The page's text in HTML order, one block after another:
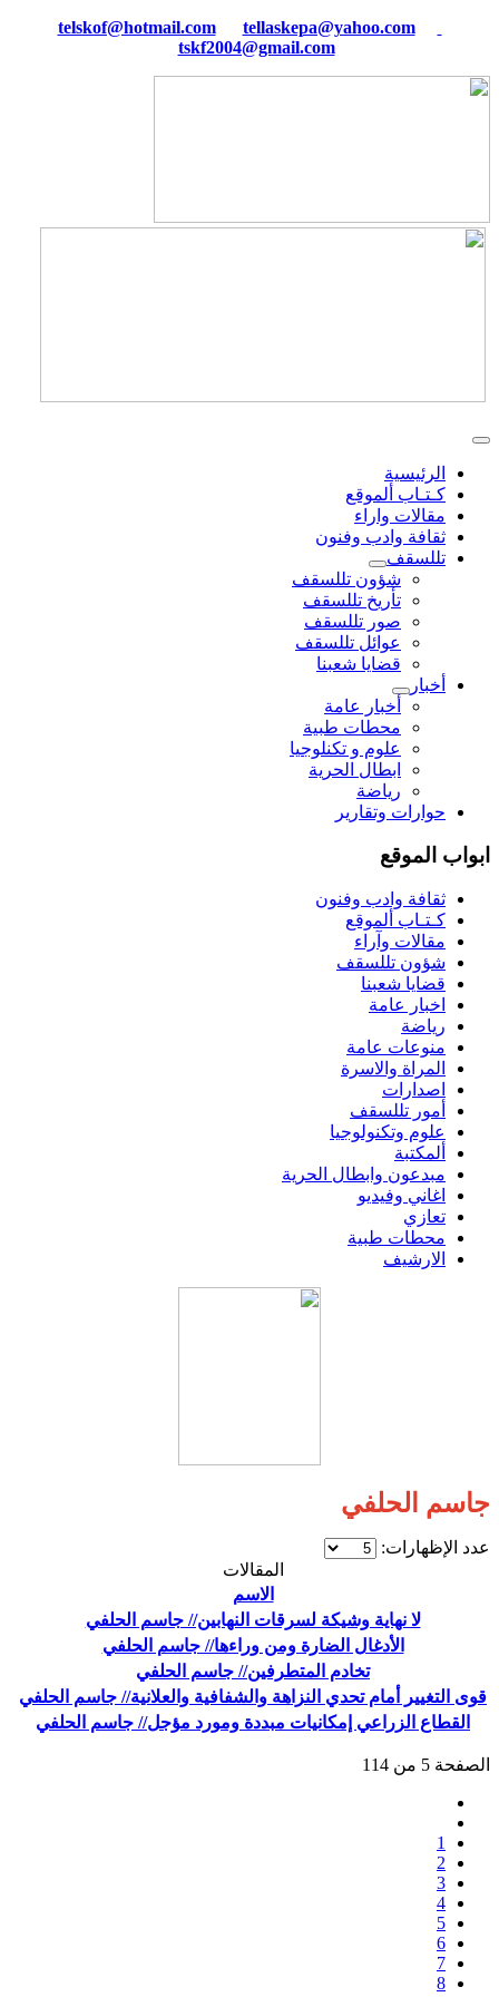
tellaskepa@yahoo.com
tskf2004@gmail.com
الرئيسية
كـتـاب ألموقع
مقالات واراء
ثقافة وادب وفنون
تللسقف
شؤون تللسقف
تأريخ تللسقف
صور تللسقف
عوائل تللسقف
قضايا شعبنا
أخبار
أخبار عامة
محطات طبية
علوم و تکنلوجیا
ابطال الحرية
رياضة
حوارات وتقارير
ابواب الموقع
ثقافة وادب وفنون
كـتـاب ألموقع
مقالات وآراء
شؤون تللسقف
قضايا شعبنا
اخبار عامة
رياضة
منوعات عامة
المراة والاسرة
اصدارات
أمور تللسقف
علوم وتكنولوجيا
ألمكتبة
مبدعون وابطال الحرية
اغاني وفيديو
تعازي
محطات طبية
الارشيف
جاسم الحلفي
عدد الإظهارات:
المقالات
الاسم
لا نهاية وشيكة لسرقات النهابين// جاسم الحلفي
الأدغال الضارة ومن وراءها// جاسم الحلفي
تخادم المتطرفين// جاسم الحلفي
قوى التغيير أمام تحدي النزاهة والشفافية والعلانية// جاسم الحلفي
القطاع الزراعي إمكانيات مبددة ومورد مؤجل// جاسم الحلفي
الصفحة 5 من 114
1
2
3
4
5
6
7
8